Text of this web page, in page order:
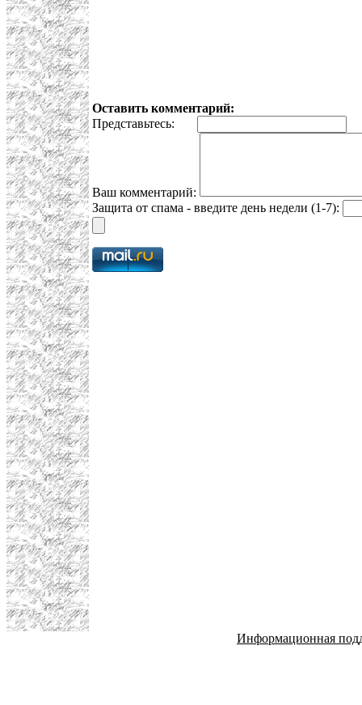
Оставить комментарий:
Представьтесь:
Ваш комментарий:
Защита от спама - введите день недели (1-7):
Информационная